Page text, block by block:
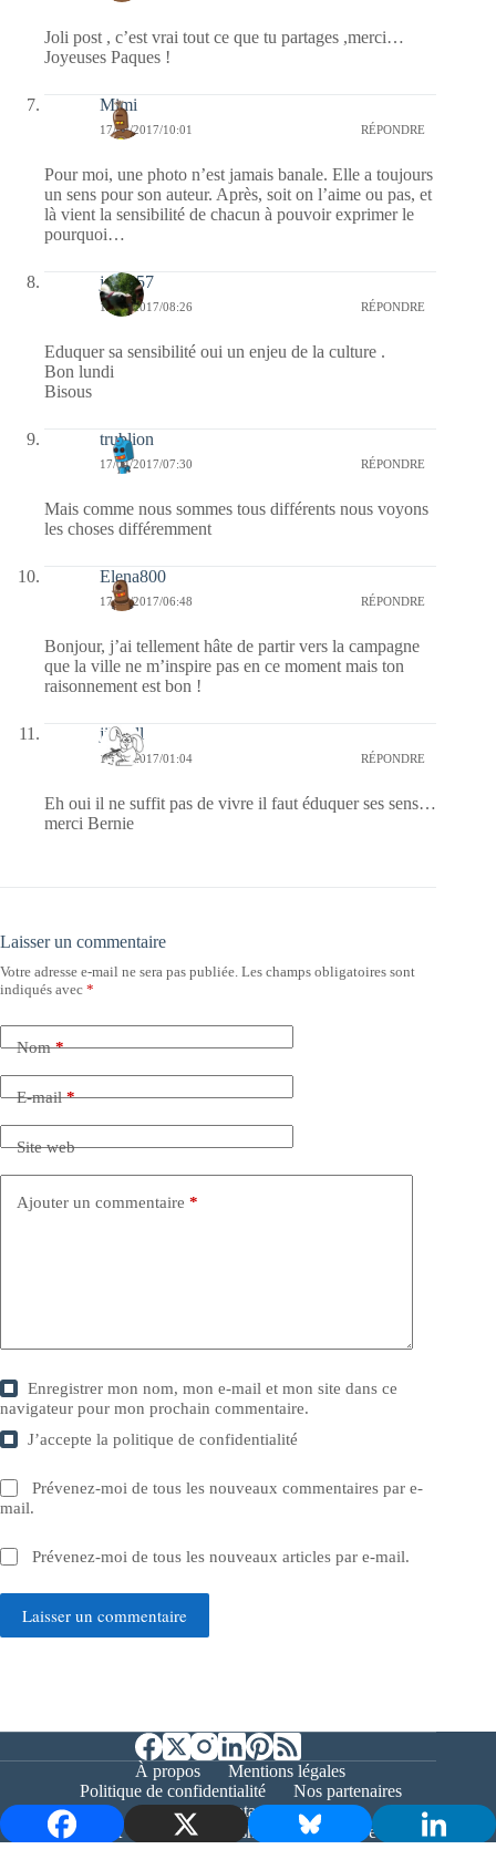
Joli post , c’est vrai tout ce que tu partages ,merci…
Joyeuses Paques !
Mimi
17/04/2017/10:01 RÉPONDRE
Pour moi, une photo n’est jamais banale. Elle a toujours
un sens pour son auteur. Après, soit on l’aime ou pas, et
là vient la sensibilité de chacun à pouvoir exprimer le
pourquoi…
jazzy57
17/04/2017/08:26 RÉPONDRE
Eduquer sa sensibilité oui un enjeu de la culture .
Bon lundi
Bisous
trublion
17/04/2017/07:30 RÉPONDRE
Mais comme nous sommes tous différents nous voyons
les choses différemment
Elena800
17/04/2017/06:48 RÉPONDRE
Bonjour, j’ai tellement hâte de partir vers la campagne
que la ville ne m’inspire pas en ce moment mais ton
raisonnement est bon !
jill bill
17/04/2017/01:04 RÉPONDRE
Eh oui il ne suffit pas de vivre il faut éduquer ses sens…
merci Bernie
Laisser un commentaire
Votre adresse e-mail ne sera pas publiée. Les champs obligatoires sont
indiqués avec *
Nom*
E-mail*
Site web
Ajouter un commentaire *
Enregistrer mon nom, mon e-mail et mon site dans ce
navigateur pour mon prochain commentaire.
J’accepte lapolitique de confidentialité
Prévenez-moi de tous les nouveaux commentaires par e-
mail.
Prévenez-moi de tous les nouveaux articles par e-mail.
Laisser un commentaire
À propos
Mentions légales
Politique de confidentialité
Nos partenaires
Contact
Copyright © 2026 - Bernieshoot.fr Journal Web